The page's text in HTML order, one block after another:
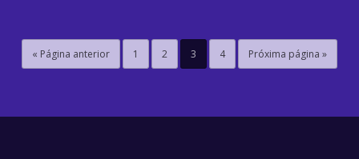
« Página anterior 1 2 3 4 Próxima página »